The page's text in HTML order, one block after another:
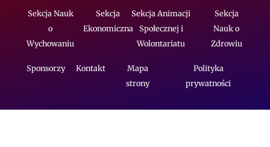
Sekcja Nauk
o
Wychowaniu
Sekcja
Ekonomiczna
Sekcja Animacji
Społecznej i
Wolontariatu
Sekcja
Nauk o
Zdrowiu
Sponsorzy Kontakt
Mapa
strony
Polityka
prywatności